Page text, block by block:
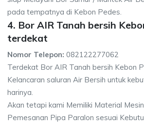
pada tempatnya di Kebon Pedes.
4. Bor AIR Tanah bersih
terdekat
Nomor Telepon: 082122277062
Terdekat Bor AIR Tanah bersih Kebon
Kelancaran saluran Air Bersih untuk
harinya.
Akan tetapi kami Memiliki Material
Pemesanan Pipa Paralon sesuai